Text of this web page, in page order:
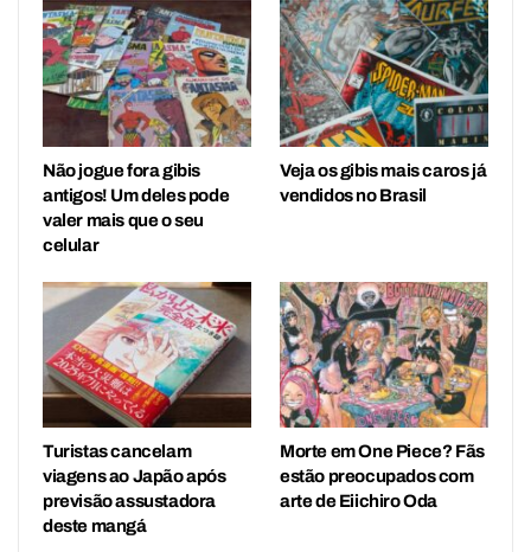
Não jogue fora gibis
antigos! Um deles pode
valer mais que o seu
celular
Veja os gibis mais caros já
vendidos no Brasil
Turistas cancelam
viagens ao Japão após
previsão assustadora
deste mangá
Morte em One Piece? Fãs
estão preocupados com
arte de Eiichiro Oda